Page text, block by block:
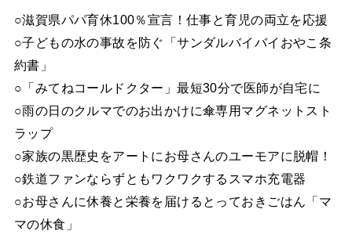
○滋賀県パパ育休100％宣言！仕事と育児の両立を応援
○子どもの水の事故を防ぐ「サンダルバイバイおやこ条
約書」
○「みてねコールドクター」最短30分で医師が自宅に
○雨の日のクルマでのお出かけに傘専用マグネットスト
ラップ
○家族の黒歴史をアートにお母さんのユーモアに脱帽！
○鉄道ファンならずともワクワクするスマホ充電器
○お母さんに休養と栄養を届けるとっておきごはん「マ
マの休食」